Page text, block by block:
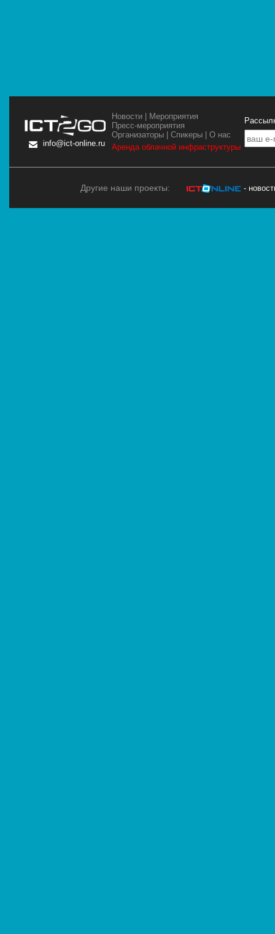
info@ict-online.ru
Новости
Мероприятия
Пресс-мероприятия
Организаторы |Спикеры |О нас
Аренда облачной инфраструктуры
Другие наши проекты: -